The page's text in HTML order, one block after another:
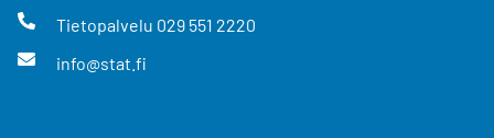
Tietopalvelu 029 551 2220
info@stat.fi